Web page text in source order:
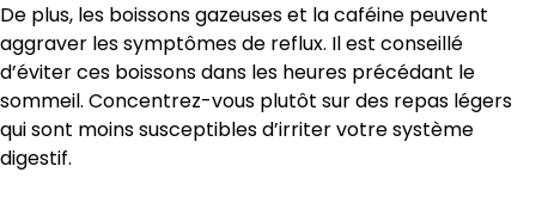
De plus, les boissons gazeuses et la caféine peuvent
aggraver les symptômes de reflux. Il est conseillé
d’éviter ces boissons dans les heures précédant le
sommeil. Concentrez-vous plutôt sur des repas légers
qui sont moins susceptibles d’irriter votre système
digestif.